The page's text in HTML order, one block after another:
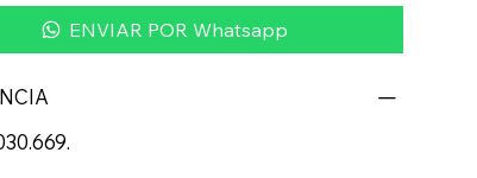
ENVIAR POR Whatsapp